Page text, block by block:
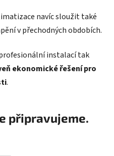
navíc sloužit také
v přechodných obdobích.
instalací tak
ekonomické řešení pro
.
připravujeme.